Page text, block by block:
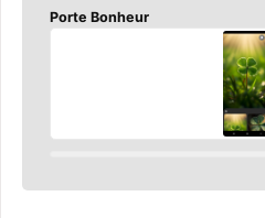
Porte Bonheur